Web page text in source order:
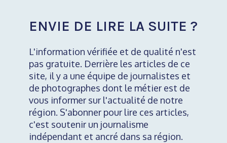
ENVIE DE LIRE LA SUITE ?
L'information vérifiée et de qualité n'est
pas gratuite. Derrière les articles de ce
site, il y a une équipe de journalistes et
de photographes dont le métier est de
vous informer sur l'actualité de notre
région. S'abonner pour lire ces articles,
c'est soutenir un journalisme
indépendant et ancré dans sa région.